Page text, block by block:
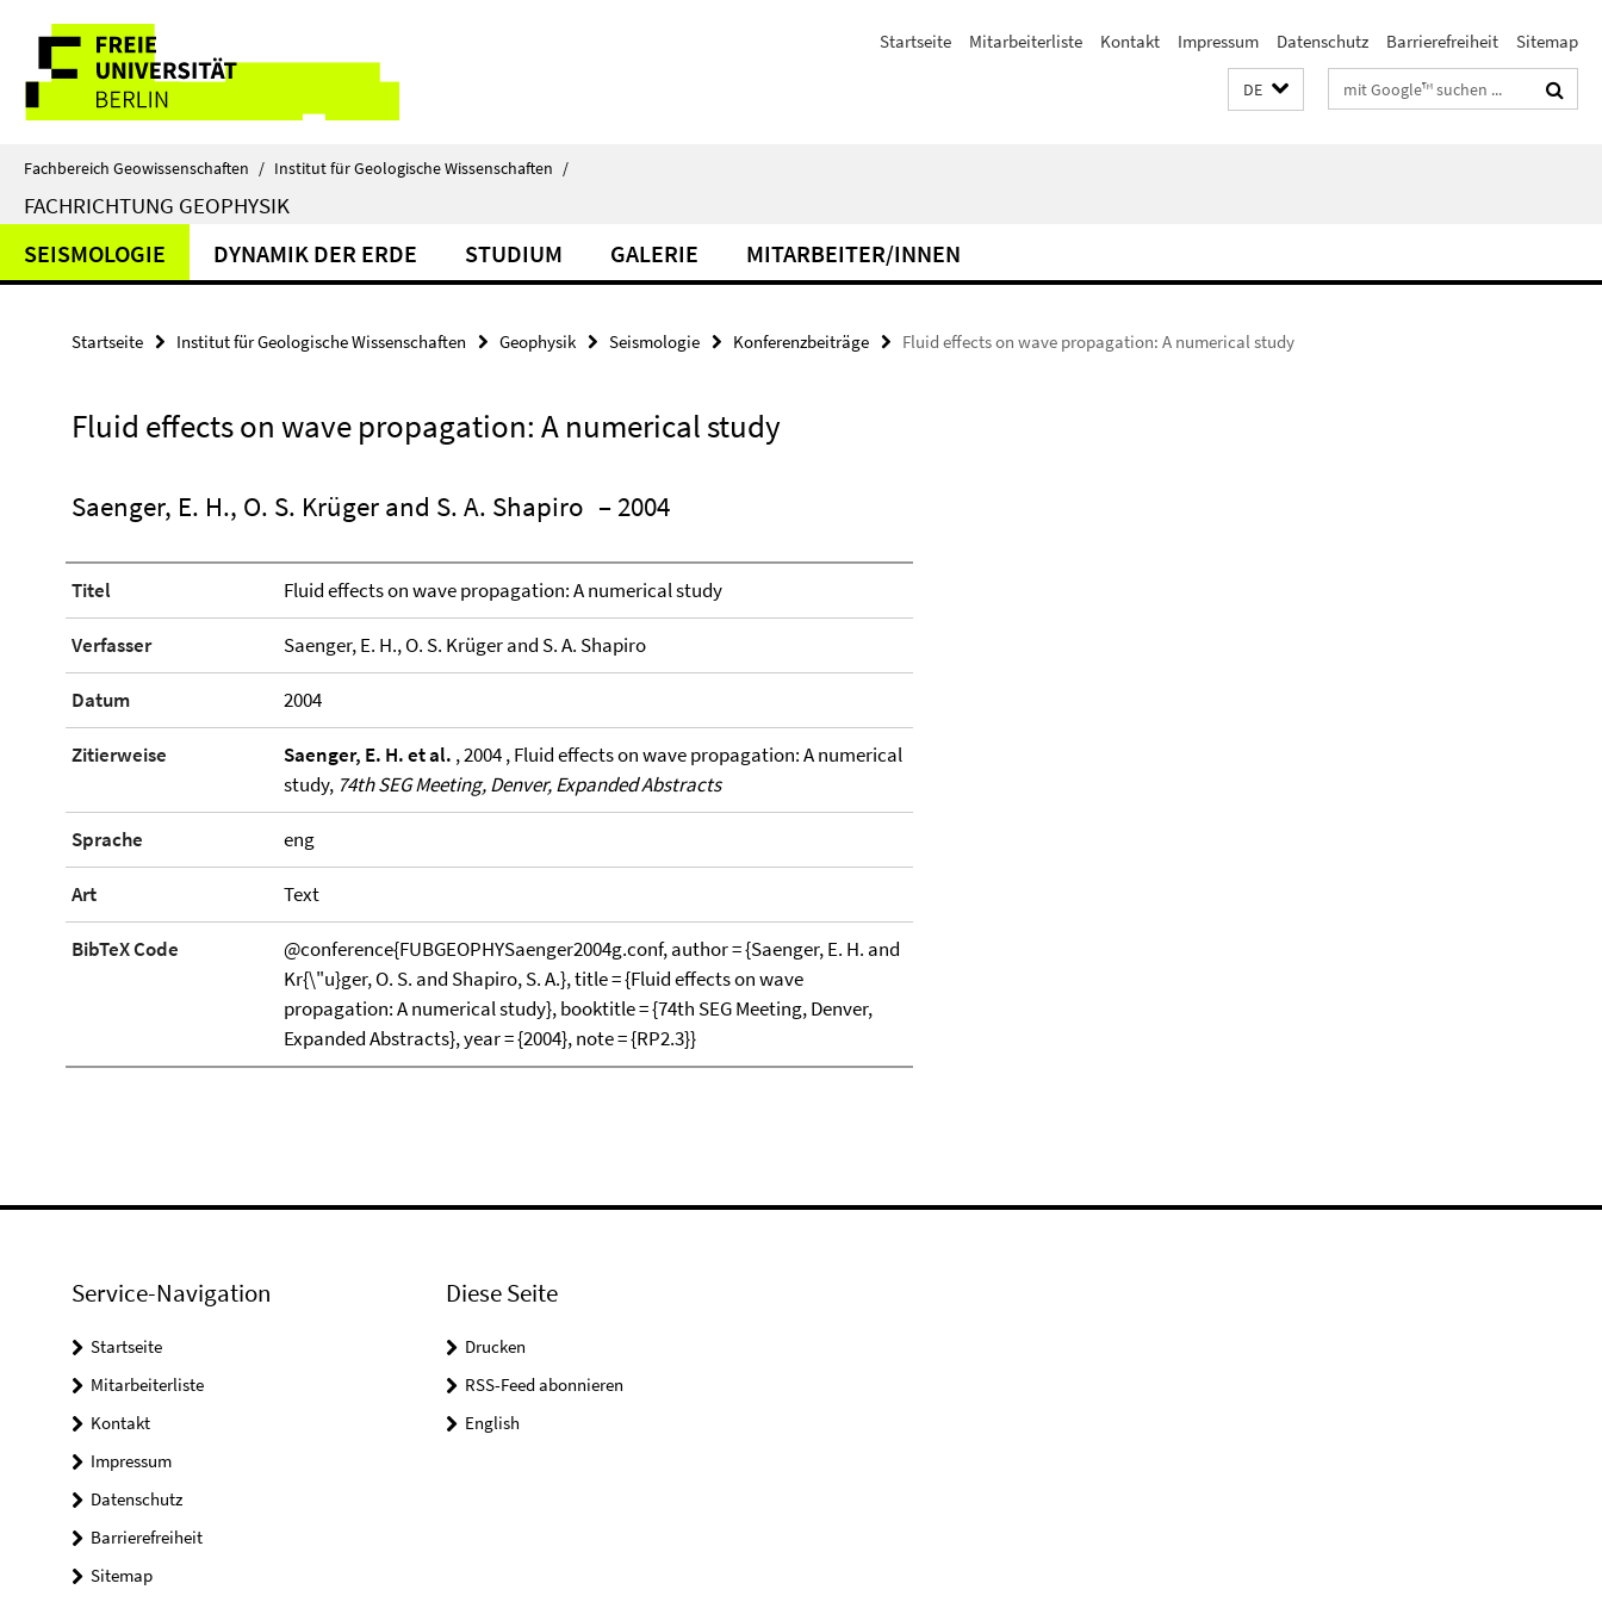
direkt
Inhalt
Service-
Navigation
Startseite Mitarbeiterliste Kontakt Impressum Datenschutz Barrierefreiheit Sitemap
DE Suchbegriffe
Fachbereich Geowissenschaften / Institut für Geologische Wissenschaften /
FACHRICHTUNG GEOPHYSIK
SEISMOLOGIE DYNAMIK DER ERDE STUDIUM GALERIE MITARBEITER/INNEN
Startseite Institut für Geologische Wissenschaften Geophysik Seismologie Konferenzbeiträge Fluid effects on wave propagation: A numerical study
Fluid effects on wave propagation: A numerical study
Saenger, E. H., O. S. Krüger and S. A. Shapiro – 2004
Titel Fluid effects on wave propagation: A numerical study
Verfasser Saenger, E. H., O. S. Krüger and S. A. Shapiro
Datum 2004
Zitierweise Saenger, E. H. et al. , 2004 , Fluid effects on wave propagation: A numerical
study, 74th SEG Meeting, Denver, Expanded Abstracts
Sprache eng
Art Text
BibTeX Code
@conference{FUBGEOPHYSaenger2004g.conf, author = {Saenger, E. H. and
Kr{\"u}ger, O. S. and Shapiro, S. A.}, title = {Fluid effects on wave
propagation: A numerical study}, booktitle = {74th SEG Meeting, Denver,
Expanded Abstracts}, year = {2004}, note = {RP2.3}}
Service-Navigation
Startseite
Mitarbeiterliste
Kontakt
Impressum
Datenschutz
Barrierefreiheit
Sitemap
Diese Seite
Drucken
RSS-Feed abonnieren
English